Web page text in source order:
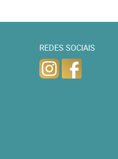
REDES SOCIAIS